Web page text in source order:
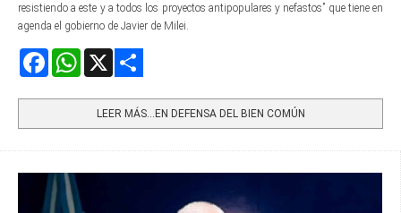
resistiendo a este y a todos los proyectos antipopulares y nefastos” que tiene en
agenda el gobierno de Javier de Milei.
FacebookWhatsApp
LEER MÁS…EN DEFENSA DEL BIEN COMÚN